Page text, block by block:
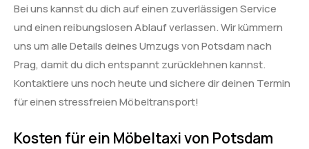
Bei uns kannst du dich auf einen zuverlässigen Service
und einen reibungslosen Ablauf verlassen. Wir kümmern
uns um alle Details deines Umzugs von Potsdam nach
Prag, damit du dich entspannt zurücklehnen kannst.
Kontaktiere uns noch heute und sichere dir deinen Termin
für einen stressfreien Möbeltransport!
Kosten für ein Möbeltaxi von Potsdam